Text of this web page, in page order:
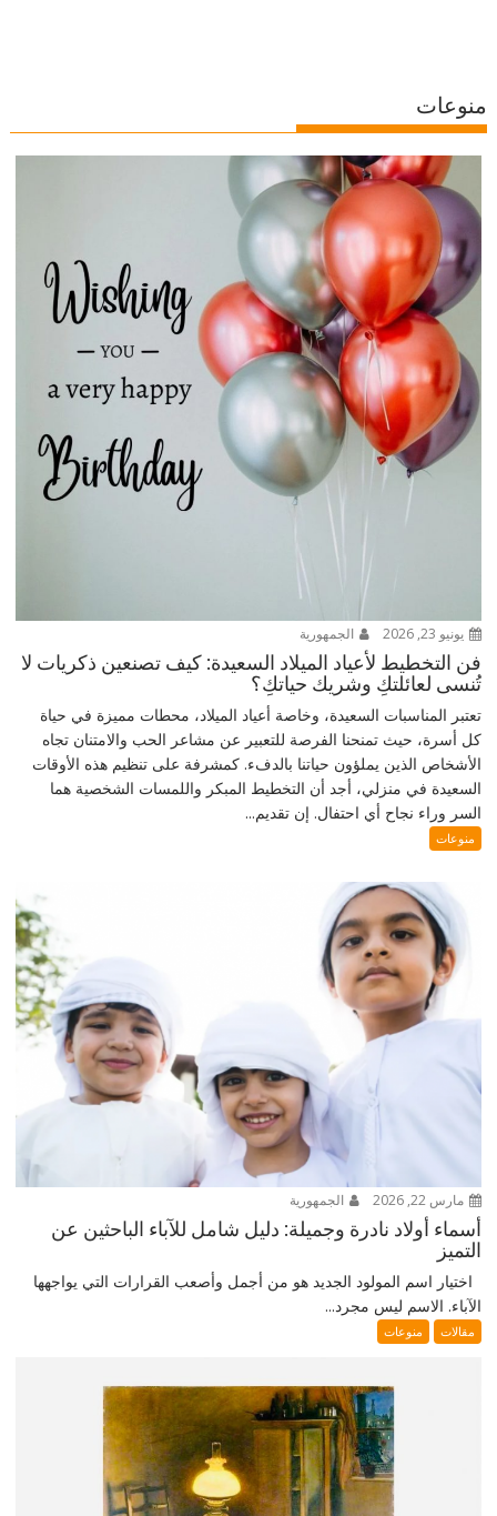
منوعات
يونيو 23, 2026 الجمهورية
فن التخطيط لأعياد الميلاد السعيدة: كيف تصنعين ذكريات لا
تُنسى لعائلتكِ وشريك حياتكِ؟
تعتبر المناسبات السعيدة، وخاصة أعياد الميلاد، محطات مميزة في حياة
كل أسرة، حيث تمنحنا الفرصة للتعبير عن مشاعر الحب والامتنان تجاه
الأشخاص الذين يملؤون حياتنا بالدفء. كمشرفة على تنظيم هذه الأوقات
السعيدة في منزلي، أجد أن التخطيط المبكر واللمسات الشخصية هما
السر وراء نجاح أي احتفال. إن تقديم...
منوعات
مارس 22, 2026 الجمهورية
أسماء أولاد نادرة وجميلة: دليل شامل للآباء الباحثين عن
التميز
اختيار اسم المولود الجديد هو من أجمل وأصعب القرارات التي يواجهها
الآباء. الاسم ليس مجرد...
مقالات منوعات